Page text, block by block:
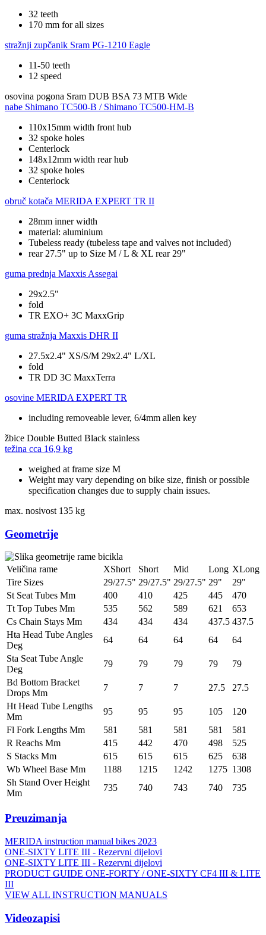
32 teeth
170 mm for all sizes
stražnji zupčanik Sram PG-1210 Eagle
11-50 teeth
12 speed
osovina pogona Sram DUB BSA 73 MTB Wide
nabe Shimano TC500-B / Shimano TC500-HM-B
110x15mm width front hub
32 spoke holes
Centerlock
148x12mm width rear hub
32 spoke holes
Centerlock
obruč kotača MERIDA EXPERT TR II
28mm inner width
material: aluminium
Tubeless ready (tubeless tape and valves not included)
rear 27.5" up to Size M / L & XL rear 29"
guma prednja Maxxis Assegai
29x2.5"
fold
TR EXO+ 3C MaxxGrip
guma stražnja Maxxis DHR II
27.5x2.4" XS/S/M 29x2.4" L/XL
fold
TR DD 3C MaxxTerra
osovine MERIDA EXPERT TR
including removeable lever, 6/4mm allen key
žbice Double Butted Black stainless
težina cca 16,9 kg
weighed at frame size M
Weight may vary depending on bike size, finish or possible
specification changes due to supply chain issues.
max. nosivost 135 kg
Geometrije
Veličina rame XShort Short Mid Long XLong
Tire Sizes
29/27.5" 29/27.5" 29/27.5" 29"
29"
St Seat Tubes Mm
400 410 425 445
470
Tt Top Tubes Mm
535 562 589 621
653
Cs Chain Stays Mm
434 434 434 437.5 437.5
Hta Head Tube Angles
Deg
64 64 64 64
64
Sta Seat Tube Angle
Deg
79 79 79 79
79
Bd Bottom Bracket
Drops Mm
7 7 7 27.5
27.5
Ht Head Tube Lengths
Mm
95 95 95 105
120
Fl Fork Lengths Mm
581 581 581 581
581
R Reachs Mm
415 442 470 498
525
S Stacks Mm
615 615 615 625
638
Wb Wheel Base Mm
1188 1215 1242 1275 1308
Sh Stand Over Height
Mm
735 740 743 740 735
Preuzimanja
MERIDA instruction manual bikes 2023
ONE-SIXTY LITE III - Rezervni dijelovi
ONE-SIXTY LITE III - Rezervni dijelovi
PRODUCT GUIDE ONE-FORTY / ONE-SIXTY CF4 III & LITE
III
VIEW ALL INSTRUCTION MANUALS
Videozapisi